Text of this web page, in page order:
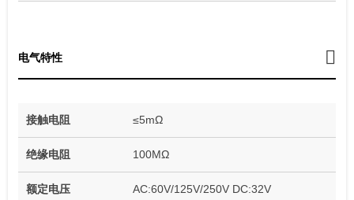
电气特性
接触电阻 ≤5mΩ
绝缘电阻 100MΩ
额定电压 AC:60V/125V/250V DC:32V